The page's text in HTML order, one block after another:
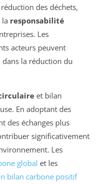
des déchets,
responsabilité
Les
acteurs peuvent
la réduction du
et bilan
En adoptant des
des échanges plus
significativement
Les
global et les
bilan carbone positif